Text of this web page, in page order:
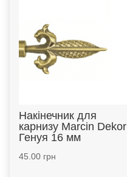
Накінечник для
карнизу Marcin Dekor
Генуя 16 мм
45.00грн